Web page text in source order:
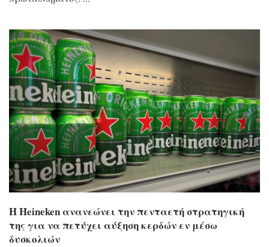
Η Heineken ανανεώνει την πενταετή στρατηγική
της για να πετύχει αύξηση κερδών εν μέσω
δυσκολιών